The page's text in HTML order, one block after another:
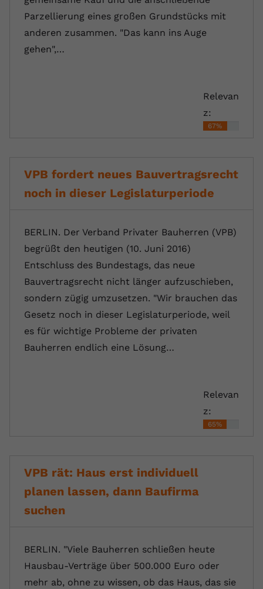
Parzellierung eines großen Grundstücks mit
anderen zusammen. "Das kann ins Auge
gehen",…
Relevan
z:
67%
VPB fordert neues Bauvertragsrecht
noch in dieser Legislaturperiode
BERLIN. Der Verband Privater Bauherren (VPB)
begrüßt den heutigen (10. Juni 2016)
Entschluss des Bundestags, das neue
Bauvertragsrecht nicht länger aufzuschieben,
sondern zügig umzusetzen. "Wir brauchen das
Gesetz noch in dieser Legislaturperiode, weil
es für wichtige Probleme der privaten
Bauherren endlich eine Lösung…
Relevan
z:
65%
VPB rät: Haus erst individuell
planen lassen, dann Baufirma
suchen
BERLIN. "Viele Bauherren schließen heute
Hausbau-Verträge über 500.000 Euro oder
mehr ab, ohne zu wissen, ob das Haus, das sie